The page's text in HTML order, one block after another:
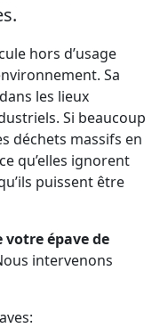
hors d’usage
Sa
les lieux
Si beaucoup
déchets massifs en
qu’elles ignorent
puissent être
votre épave de
intervenons